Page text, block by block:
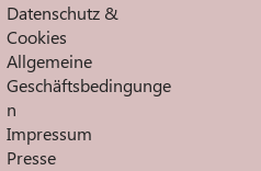
Datenschutz &
Cookies
Allgemeine
Geschäftsbedingunge
n
Impressum
Presse